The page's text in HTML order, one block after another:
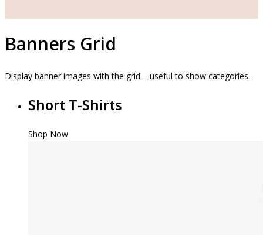
Banners Grid
Display banner images with the grid – useful to show categories.
Short T-Shirts
Shop Now